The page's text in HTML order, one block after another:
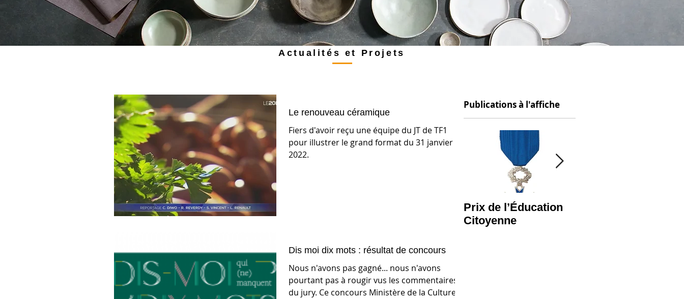
Actualités et Projets
Le renouveau céramique
Fiers d'avoir reçu une équipe du JT de TF1
pour illustrer le grand format du 31 janvier
2022.
Dis moi dix mots : résultat de concours
Nous n'avons pas gagné... nous n'avons
pourtant pas à rougir vus les commentaires
du jury. Ce concours Ministère de la Culture
Publications à l'affiche
Prix de l’Éducation
Citoyenne